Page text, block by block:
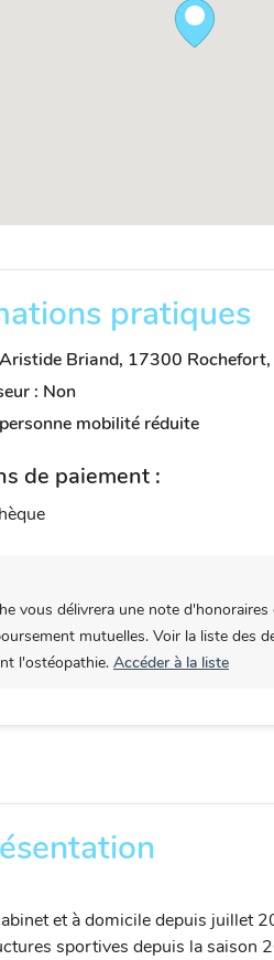
pratiques
Briand, 17300 Rochefort,
: Non
mobilité réduite
de paiement :
vous délivrera une note
mutuelles. Voir la liste des
l'ostéopathie. Accéder à la liste
et à domicile depuis juillet
sportives depuis la saison